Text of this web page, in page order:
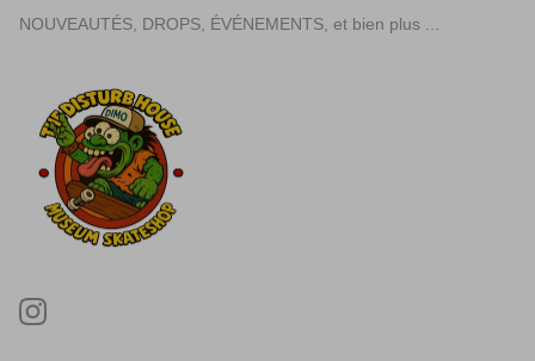
NOUVEAUTÉS, DROPS, ÉVÉNEMENTS, et bien plus ...